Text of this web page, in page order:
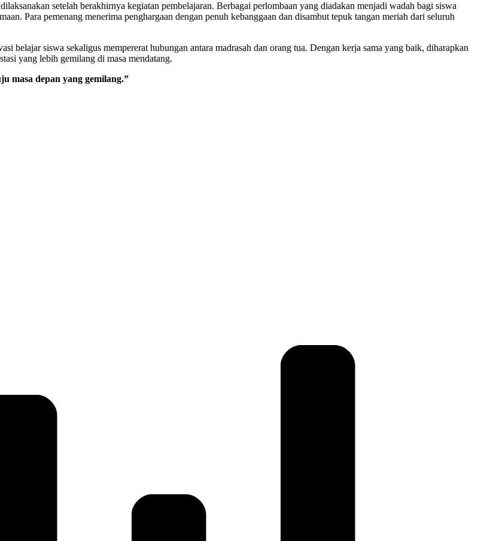
setelah berakhirnya kegiatan pembelajaran. Berbagai perlombaan yang diadakan menjadi wadah bagi siswa
Para pemenang menerima penghargaan dengan penuh kebanggaan dan disambut tepuk tangan meriah dari seluruh
belajar siswa sekaligus mempererat hubungan antara madrasah dan orang tua. Dengan kerja sama yang baik, diharapkan
yang lebih gemilang di masa mendatang.
masa depan yang gemilang.”